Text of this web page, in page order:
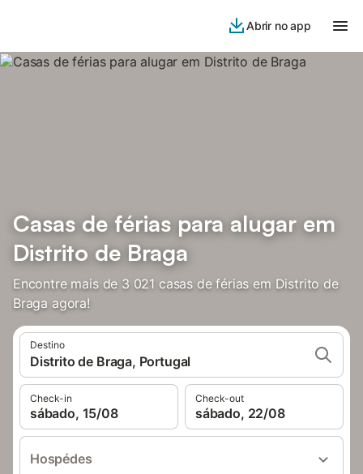
Abrir no app
Casas de férias para alugar em
Distrito de Braga
Encontre mais de 3 021 casas de férias em Distrito de
Braga agora!
Destino
Distrito de Braga, Portugal
Check-in
sábado, 15/08
Check-out
sábado, 22/08
Hospédes